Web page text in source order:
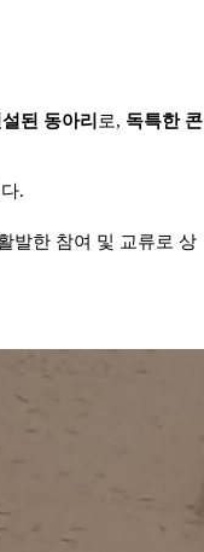
된 동아리 로, 독특한 콘
.
발한 참여 및 교류로 상